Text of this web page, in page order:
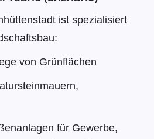
ist spezialisiert
von Grünflächen
für Gewerbe,